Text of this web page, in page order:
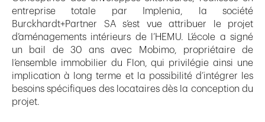
entreprise totale par Implenia, la société
Burckhardt+Partner SA s’est vue attribuer le projet
d’aménagements intérieurs de l’HEMU. L’école a signé
un bail de 30 ans avec Mobimo, propriétaire de
l’ensemble immobilier du Flon, qui privilégie ainsi une
implication à long terme et la possibilité d’intégrer les
besoins spécifiques des locataires dès la conception du
projet.